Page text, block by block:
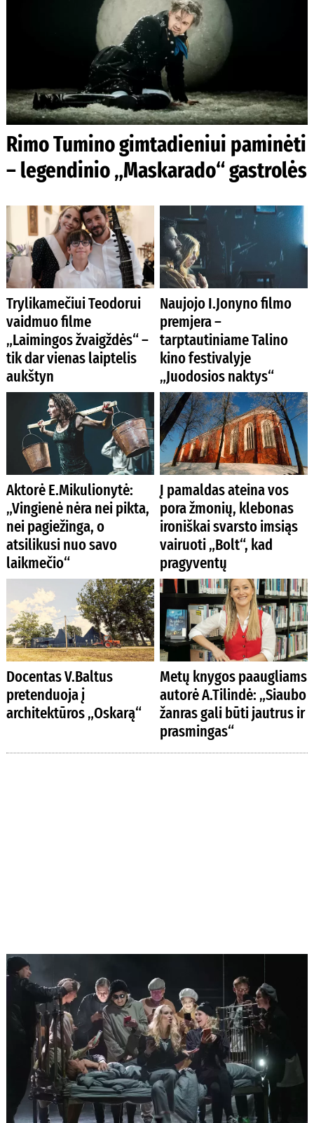
Rimo Tumino gimtadieniui paminėti
– legendinio „Maskarado“ gastrolės
Trylikamečiui Teodorui
vaidmuo filme
„Laimingos žvaigždės“ –
tik dar vienas laiptelis
aukštyn
Naujojo I.Jonyno filmo
premjera –
tarptautiniame Talino
kino festivalyje
„Juodosios naktys“
Aktorė E.Mikulionytė:
„Vingienė nėra nei pikta,
nei pagiežinga, o
atsilikusi nuo savo
laikmečio“
Į pamaldas ateina vos
pora žmonių, klebonas
ironiškai svarsto imsiąs
vairuoti „Bolt“, kad
pragyventų
Docentas V.Baltus
pretenduoja į
architektūros „Oskarą“
Metų knygos paaugliams
autorė A.Tilindė: „Siaubo
žanras gali būti jautrus ir
prasmingas“